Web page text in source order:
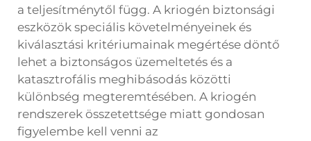
a teljesítménytől függ. A kriogén biztonsági
eszközök speciális követelményeinek és
kiválasztási kritériumainak megértése döntő
lehet a biztonságos üzemeltetés és a
katasztrofális meghibásodás közötti
különbség megteremtésében. A kriogén
rendszerek összetettsége miatt gondosan
figyelembe kell venni az